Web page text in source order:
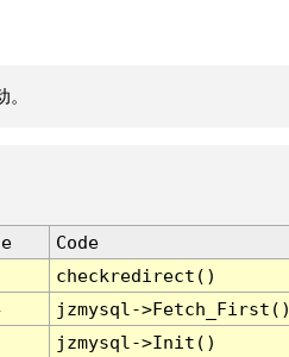
Code
checkredirect()
jzmysql-
jzmysql->Init()